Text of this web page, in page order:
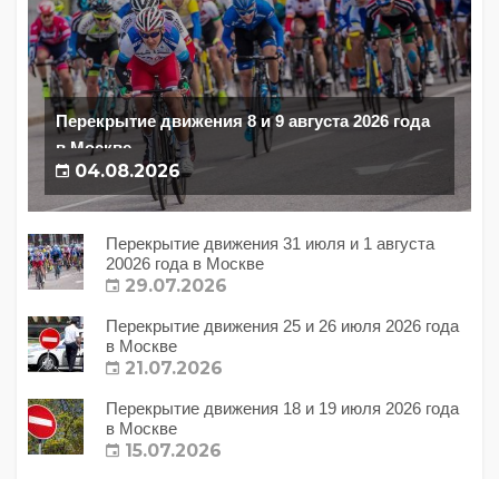
Перекрытие движения 8 и 9 августа 2026 года
в Москве
04.08.2026
Перекрытие движения 31 июля и 1 августа
20026 года в Москве
29.07.2026
Перекрытие движения 25 и 26 июля 2026 года
в Москве
21.07.2026
Перекрытие движения 18 и 19 июля 2026 года
в Москве
15.07.2026